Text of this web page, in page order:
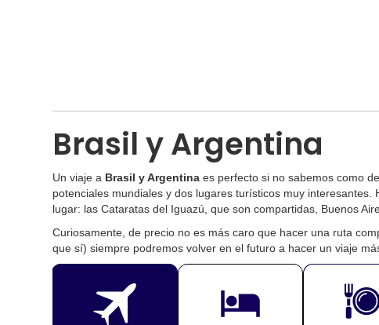
Brasil y Argentina
Un viaje a Brasil y Argentina es perfecto si no sabemos como
potenciales mundiales y dos lugares turísticos muy
lugar: las Cataratas del Iguazú, que son compartidas, Buenos
Curiosamente, de precio no es más caro que hacer una ruta
que sí) siempre podremos volver en el futuro a hacer un viaje